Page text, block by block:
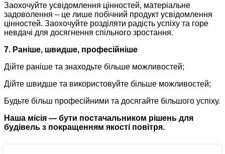
Заохочуйте усвідомлення цінностей, матеріальне
задоволення – це лише побічний продукт усвідомлення
цінностей. Заохочуйте розділяти радість успіху та горе
невдачі для досягнення спільного зростання.
7. Раніше, швидше, професійніше
Дійте раніше та знаходьте більше можливостей;
Дійте швидше та використовуйте більше можливостей;
Будьте більш професійними та досягайте більшого успіху.
Наша місія — бути постачальником рішень для
будівель з покращенням якості повітря.